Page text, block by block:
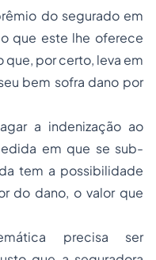
do segurado em
que este lhe oferece
por certo, leva em
bem sofra dano por
a indenização ao
em que se sub-
tem a possibilidade
do dano, o valor que
precisa ser